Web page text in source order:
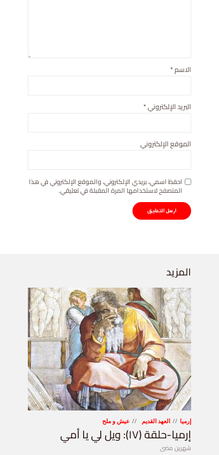
الاسم*
البريد الإلكتروني*
الموقع الإلكتروني
احفظ اسمي، بريدي الإلكتروني، والموقع الإلكتروني في هذا
المتصفح لاستخدامها المرة المقبلة في تعليقي.
المزيد
إرميا العهد القديم عيش و ملح
إرميا-حلقة (١٧): ويل لي يا أمي
شهرين مضى